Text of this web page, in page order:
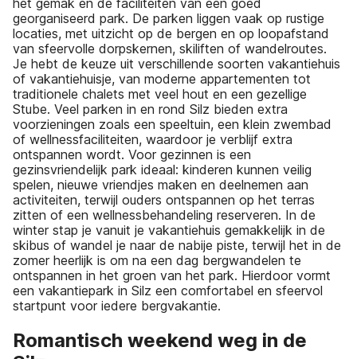
georganiseerd park. De parken liggen vaak op rustige
locaties, met uitzicht op de bergen en op loopafstand
van sfeervolle dorpskernen, skiliften of wandelroutes.
Je hebt de keuze uit verschillende soorten vakantiehuis
of vakantiehuisje, van moderne appartementen tot
traditionele chalets met veel hout en een gezellige
Stube. Veel parken in en rond Silz bieden extra
voorzieningen zoals een speeltuin, een klein zwembad
of wellnessfaciliteiten, waardoor je verblijf extra
ontspannen wordt. Voor gezinnen is een
gezinsvriendelijk park ideaal: kinderen kunnen veilig
spelen, nieuwe vriendjes maken en deelnemen aan
activiteiten, terwijl ouders ontspannen op het terras
zitten of een wellnessbehandeling reserveren. In de
winter stap je vanuit je vakantiehuis gemakkelijk in de
skibus of wandel je naar de nabije piste, terwijl het in de
zomer heerlijk is om na een dag bergwandelen te
ontspannen in het groen van het park. Hierdoor vormt
een vakantiepark in Silz een comfortabel en sfeervol
startpunt voor iedere bergvakantie.
Romantisch weekend weg in de